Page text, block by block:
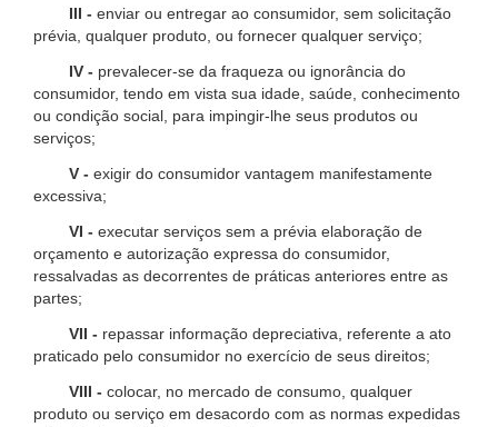
III - enviar ou entregar ao consumidor, sem solicitação
prévia, qualquer produto, ou fornecer qualquer serviço;
IV - prevalecer-se da fraqueza ou ignorância do
consumidor, tendo em vista sua idade, saúde, conhecimento
ou condição social, para impingir-lhe seus produtos ou
serviços;
V - exigir do consumidor vantagem manifestamente
excessiva;
VI - executar serviços sem a prévia elaboração de
orçamento e autorização expressa do consumidor,
ressalvadas as decorrentes de práticas anteriores entre as
partes;
VII - repassar informação depreciativa, referente a ato
praticado pelo consumidor no exercício de seus direitos;
VIII - colocar, no mercado de consumo, qualquer
produto ou serviço em desacordo com as normas expedidas